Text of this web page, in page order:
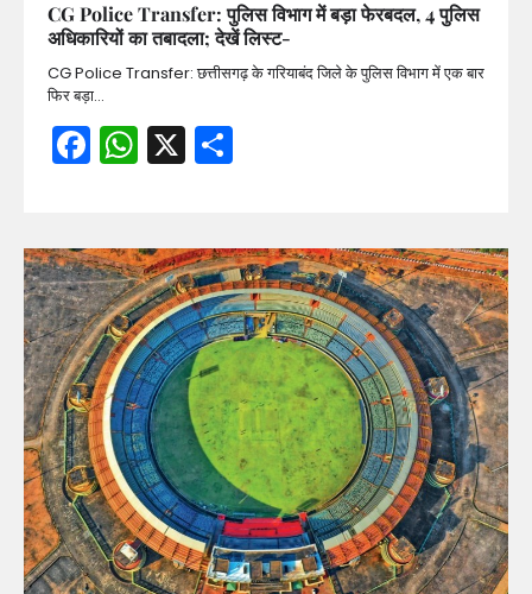
CG Police Transfer: पुलिस विभाग में बड़ा फेरबदल, 4 पुलिस
अधिकारियों का तबादला; देखें लिस्ट-
CG Police Transfer: छत्तीसगढ़ के गरियाबंद जिले के पुलिस विभाग में एक बार
फिर बड़ा…
Facebook
WhatsApp
X